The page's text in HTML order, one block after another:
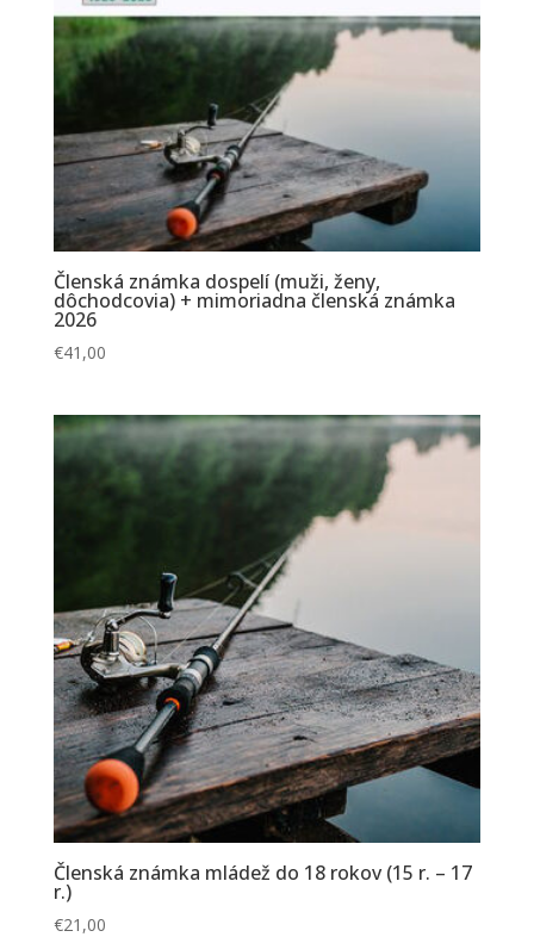
Členská známka dospelí (muži, ženy,
dôchodcovia) + mimoriadna členská známka
2026
€41,00
Členská známka mládež do 18 rokov (15 r. – 17
r.)
€21,00